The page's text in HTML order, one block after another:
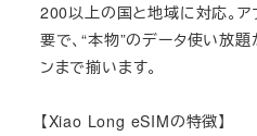
200以上の国と地域に対応。
要で、“本物”のデータ使い放
ンまで揃います。
【Xiao Long eSIMの特徴】